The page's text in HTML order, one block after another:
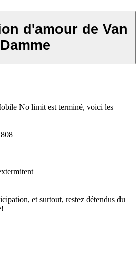
d'amour de Van
Damme
No limit est terminé, voici les
et surtout, restez détendus du